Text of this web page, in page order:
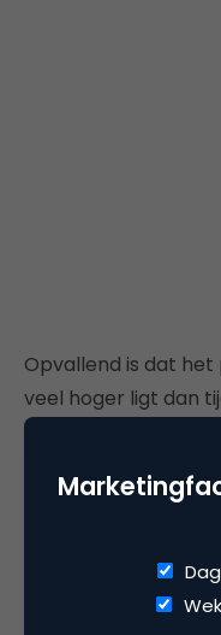
Opvallend is dat
veel hoger ligt dan
uitzending. Ook het
Was